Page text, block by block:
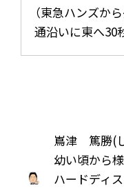
（東急ハンズか
通沿いに東へ30
嶌津 篤勝(
幼い頃から
ハードディ